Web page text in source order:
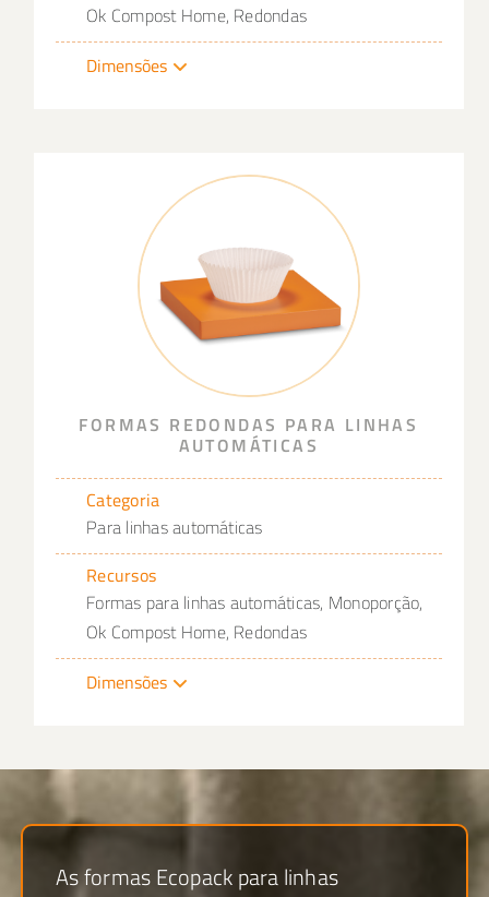
Ok Compost Home, Redondas
Dimensões
FORMAS REDONDAS PARA LINHAS
AUTOMÁTICAS
Categoria
Para linhas automáticas
Recursos
Formas para linhas automáticas, Monoporção,
Ok Compost Home, Redondas
Dimensões
As formas Ecopack para linhas